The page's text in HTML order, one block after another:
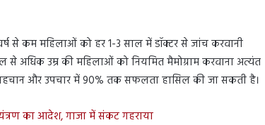
से कम महिलाओं को हर 1-3 साल में डॉक्टर से जांच करवानी
अधिक उम्र की महिलाओं को नियमित मैमोग्राम करवाना अत्यंत
और उपचार में 90% तक सफलता हासिल की जा सकती है।
का आदेश, गाजा में संकट गहराया